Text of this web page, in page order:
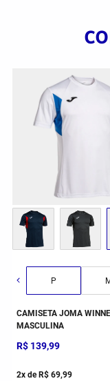
GG
P
CAMISETA JOMA
MASCULINA
R$ 139,99
2x de R$ 69,99